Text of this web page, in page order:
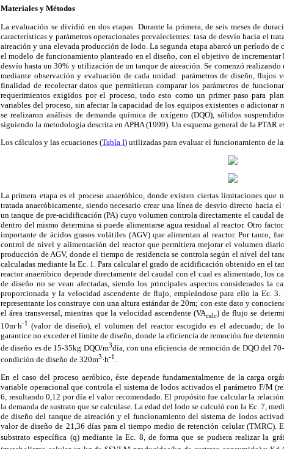
Materiales y Métodos
La evaluación se dividió en dos etapas. Durante la primera, de seis meses de
características y parámetros operacionales prevalecientes: tasa de desvío hacia el
aireación y una elevada producción de lodo. La segunda etapa abarcó un período de
el modelo de funcionamiento planteado en el diseño, con el objetivo de
desvío hasta un 30% y utilización de un tanque de aireación. Se comenzó
mediante observación y evaluación de cada unidad: parámetros de diseño, flujos
finalidad de recolectar datos que permitieran comparar los parámetros de
requerimientos exigidos por el proceso, todo esto como un primer paso para
variables del proceso, sin afectar la capacidad de los equipos existentes o
se realizaron análisis de demanda química de oxígeno (DQO), sólidos
siguiendo la metodología descrita en APHA (1999). Un esquema general de la PTAR
Los cálculos y las ecuaciones (Tabla I) utilizadas para evaluar el funcionamiento de
La primera etapa es el proceso anaeróbico, donde existen ciertas limitaciones que
tratada anaeróbicamente, siendo necesario crear una línea de desvío directo hacia
un tanque de pre-acidificación (PA) cuyo volumen controla directamente el caudal
dentro del mismo determina si puede alimentarse agua residual al reactor. Otro
importante de ácidos grasos volátiles (AGV) que alimentan al reactor. Por tanto,
control de nivel y alimentación del reactor que permitiera mejorar el volumen
producción de AGV, donde el tiempo de residencia se controla según el nivel del
calculadas mediante la Ec. 1. Para calcular el grado de acidificación obtenido en el
reactor anaeróbico depende directamente del caudal con el cual es alimentado, los
de diseño no se vean afectadas, siendo los principales aspectos considerados la
proporcionada y la velocidad ascendente de flujo, empleándose para ello la Ec.
representante los construye con una altura estándar de 20m; con este dato y
el área transversal, mientras que la velocidad ascendente (VAcalc) de flujo se
10m·h-1 (valor de diseño), el volumen del reactor escogido es el adecuado; de
garantice no exceder el límite de diseño, donde la eficiencia de remoción fue
de diseño es de 15-35kg DQO/m3día, con una eficiencia de remoción de DQO del
condición de diseño de 320m3·h-1
En el caso del proceso aeróbico, éste depende fundamentalmente de la carga
variable operacional que controla el sistema de lodos activados el parámetro F/M
6, resultando 0,12 por día el valor recomendado. El propósito fue calcular la
la demanda de sustrato que se calculase. La edad del lodo se calculó con la Ec. 7,
de diseño del tanque de aireación y el funcionamiento del sistema de lodos
valor de diseño de 21,36 días para el tiempo medio de retención celular
substrato específica (q) mediante la Ec. 8, de forma que se pudiera realizar la